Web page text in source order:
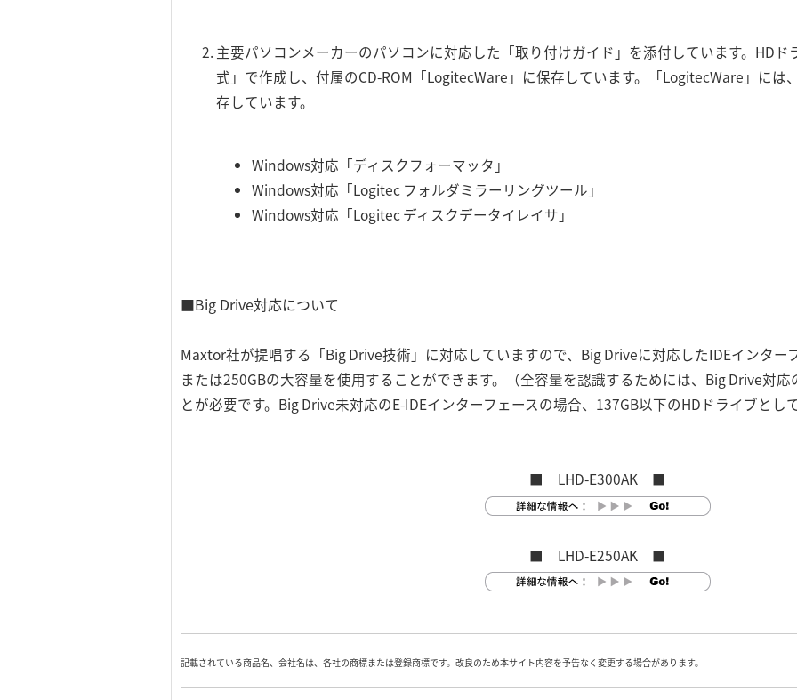
主要パソコンメーカーのパソコンに対応した「取り付けガイド」を添付しています。HDド
式」で作成し、付属のCD-ROM「LogitecWare」に保存しています。「LogitecWare」には
存しています。
Windows対応「ディスクフォーマッタ」
Windows対応「Logitec フォルダミラーリングツール」
Windows対応「Logitec ディスクデータイレイサ」
■Big Drive対応について
Maxtor社が提唱する「Big Drive技術」に対応していますので、Big Driveに対応したIDEインター
または250GBの大容量を使用することができます。（全容量を認識するためには、Big Drive対
とが必要です。Big Drive未対応のE-IDEインターフェースの場合、137GB以下のHDドライブとし
■ LHD-E300AK ■
■ LHD-E250AK ■
記載されている商品名、会社名は、各社の商標または登録商標です。改良のため本サイト内容を予告なく変更する場合があります。